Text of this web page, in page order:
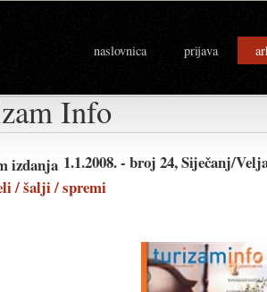
naslovnica prijava
Info
1.1.2008. - broj 24, Siječanj/